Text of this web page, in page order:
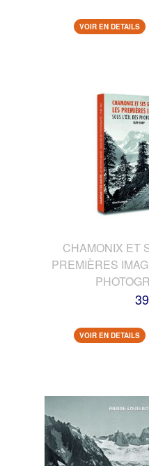
VOIR EN DETAILS
CHAMONIX ET
PREMIÈRES
VOIR EN DETAILS